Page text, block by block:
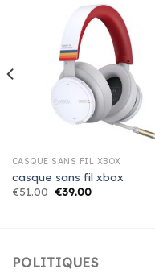
CASQUE SANS FIL XBOX
casque sans fil xbox
€51.00 €39.00
POLITIQUES